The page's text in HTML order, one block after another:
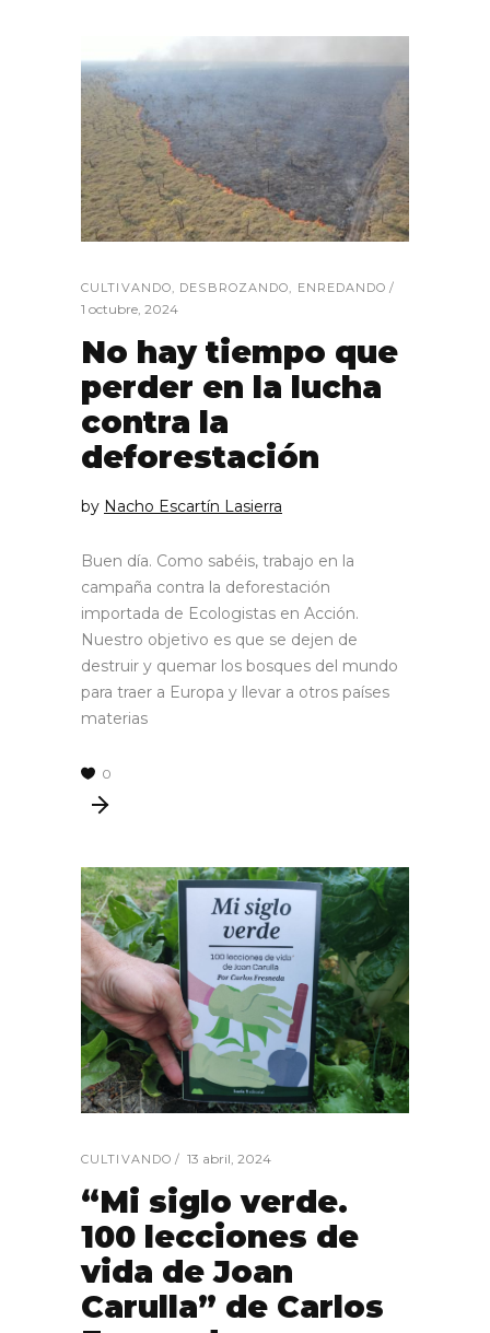
CULTIVANDO DESBROZANDO ENREDANDO
1 octubre, 2024
No hay tiempo que
perder en la lucha
contra la
deforestación
by Nacho Escartín Lasierra
Buen día. Como sabéis, trabajo en la
campaña contra la deforestación
importada de Ecologistas en Acción.
Nuestro objetivo es que se dejen de
destruir y quemar los bosques del mundo
para traer a Europa y llevar a otros países
materias
0
CULTIVANDO 13 abril, 2024
“Mi siglo verde.
100 lecciones de
vida de Joan
Carulla” de Carlos